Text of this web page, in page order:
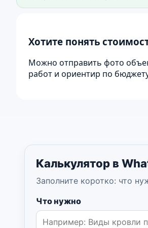
Хотите понять
Можно отправить фото
работ и ориентир по
Калькулятор в
Заполните коротко: что
Что нужно